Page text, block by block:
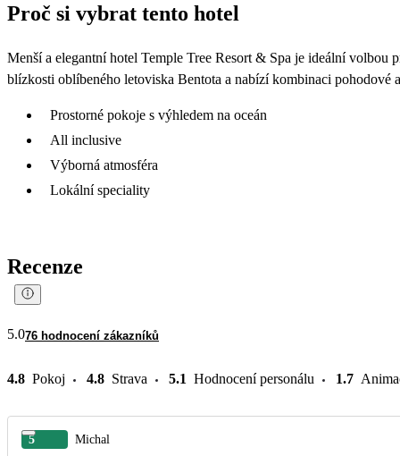
Proč si vybrat tento hotel
Menší a elegantní hotel Temple Tree Resort & Spa je ideální
blízkosti oblíbeného letoviska Bentota a nabízí kombinaci
Prostorné pokoje s výhledem na oceán
All inclusive
Výborná atmosféra
Lokální speciality
Recenze
5.076 hodnocení zákazníků
4.8 Pokoj 4.8 Strava 5.1 Hodnocení personálu 1.7
5 Michal